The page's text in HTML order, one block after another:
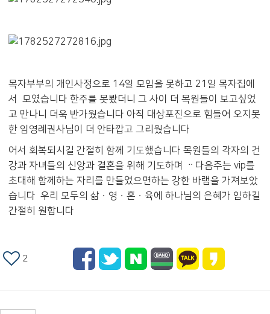
목자부부의 개인사정으로 14일 모임을 못하고 21일 목자집에
서 모였습니다 한주를 못봤더니 그 사이 더 목원들이 보고싶었
고 만나니 더욱 반가웠습니다 아직 대상포진으로 힘들어 오지못
한 임영례권사님이 더 안타깝고 그리웠습니다
어서 회복되시길 간절히 함께 기도했습니다 목원들의 각자의 건
강과 자녀들의 신앙과 결혼을 위해 기도하며 ᆢ다음주는 vip를
초대해 함께하는 자리를 만들었으면하는 강한 바램을 가져보았
습니다 우리 모두의 삶ㆍ영ㆍ혼ㆍ육에 하나님의 은혜가 임하길
간절히 원합니다
2